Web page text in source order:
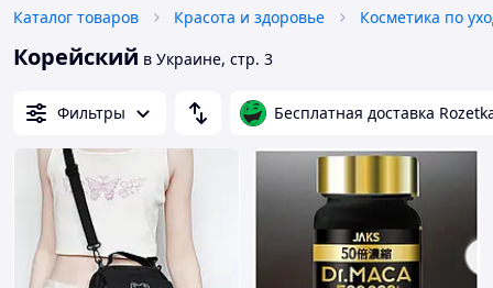
Каталог товаров Красота и здоровье Косметика по
Корейский в Украине, стр. 3
Фильтры Бесплатная доставка